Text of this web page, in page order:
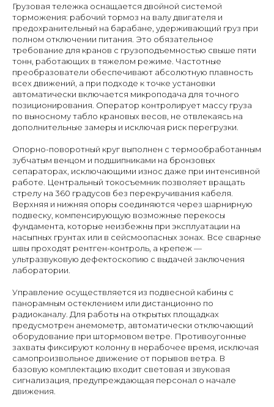
Грузовая тележка оснащается двойной системой
торможения: рабочий тормоз на валу двигателя и
предохранительный на барабане, удерживающий груз при
полном отключении питания. Это обязательное
требование для кранов с грузоподъемностью свыше пяти
тонн, работающих в тяжелом режиме. Частотные
преобразователи обеспечивают абсолютную плавность
всех движений, а при подходе к точке установки
автоматически включается микроподача для точного
позиционирования. Оператор контролирует массу груза
по выносному табло крановых весов, не отвлекаясь на
дополнительные замеры и исключая риск перегрузки.
Опорно-поворотный круг выполнен с термообработанным
зубчатым венцом и подшипниками на бронзовых
сепараторах, исключающими износ даже при интенсивной
работе. Центральный токосъемник позволяет вращать
стрелу на 360 градусов без перекручивания кабеля.
Верхняя и нижняя опоры соединяются через шарнирную
подвеску, компенсирующую возможные перекосы
фундамента, которые неизбежны при эксплуатации на
насыпных грунтах или в сейсмоопасных зонах. Все сварные
швы проходят рентген-контроль, а крепеж —
ультразвуковую дефектоскопию с выдачей заключения
лаборатории.
Управление осуществляется из подвесной кабины с
панорамным остеклением или дистанционно по
радиоканалу. Для работы на открытых площадках
предусмотрен анемометр, автоматически отключающий
оборудование при штормовом ветре. Противоугонные
захваты фиксируют колонну в нерабочее время, исключая
самопроизвольное движение от порывов ветра. В
базовую комплектацию входит световая и звуковая
сигнализация, предупреждающая персонал о начале
движения.